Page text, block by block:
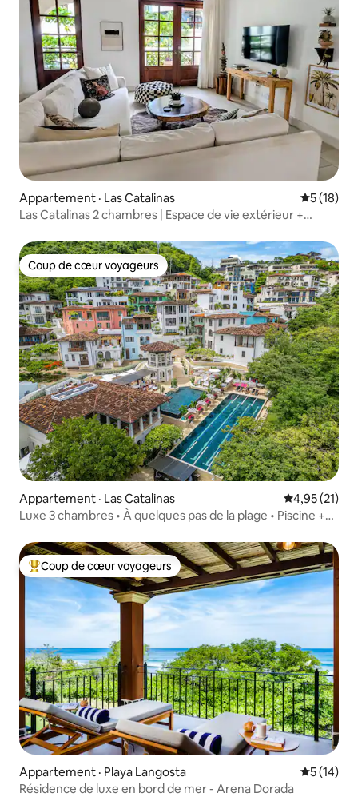
Appartement · Las Catalinas Note
5 (18)
Las Catalinas 2 chambres | Espace de vie extérieur +
Coup de cœur voyageurs
Coup de cœur voyageurs
Appartement · Las Catalinas Note
4,95 (21)
Luxe 3 chambres • À quelques pas de la plage • Piscine +
Coup de cœur voyageurs parmi les plus aimés
Coup de cœur voyageurs
Appartement · Playa Langosta Note
5 (14)
Résidence de luxe en bord de mer - Arena Dorada